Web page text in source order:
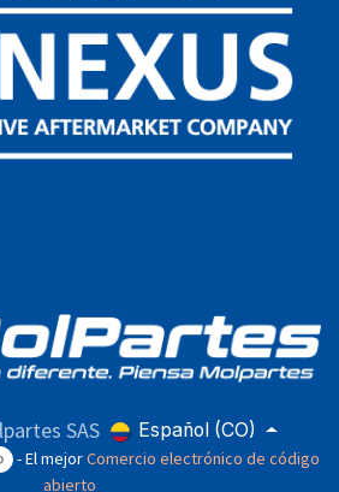
SAS Español (CO)
- El mejorComercio electrónico de código
abierto